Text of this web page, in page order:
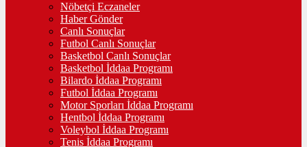
Nöbetçi Eczaneler
Haber Gönder
Canlı Sonuçlar
Futbol Canlı Sonuçlar
Basketbol Canlı Sonuçlar
Basketbol İddaa Programı
Bilardo İddaa Programı
Futbol İddaa Programı
Motor Sporları İddaa Programı
Hentbol İddaa Programı
Voleybol İddaa Programı
Tenis İddaa Programı